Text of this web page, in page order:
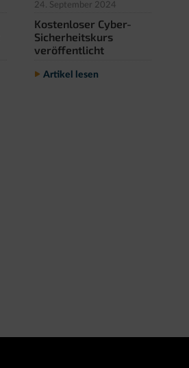
24. September 2024
Kostenloser Cyber-
Sicherheitskurs
veröffentlicht
Artikel lesen